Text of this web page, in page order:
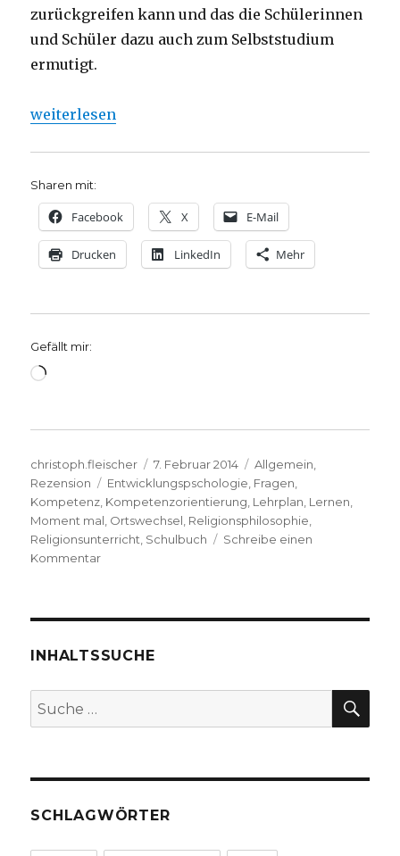
zurückgreifen kann und das die Schülerinnen
und Schüler dazu auch zum Selbststudium
ermutigt.
„Religiös kompetent werden, Rezension von
weiterlesen
Sharen mit:
Facebook X E-Mail
Drucken LinkedIn Mehr
Gefällt mir:
Wird
Autor
christoph.fleischer
Veröffentlicht
am
7. Februar 2014 Kategorien
Allgemein
Rezension
Schlagwörter
Entwicklungspschologie Fragen
Kompetenz Kompetenzorientierung Lehrplan Lernen
Moment mal Ortswechsel Religionsphilosophie
Religionsunterricht Schulbuch
Schreibe einen
Kommentarzu
von
Fleischer,
2014
INHALTSSUCHE
Suche
nach:
SCHLAGWÖRTER